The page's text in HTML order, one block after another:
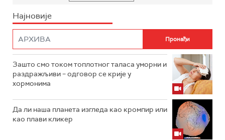
Најновије
Зашто смо током топлотног таласа уморни и
раздражљиви – одговор се крије у
хормонима
Да ли наша планета изгледа као кромпир или
као плави кликер